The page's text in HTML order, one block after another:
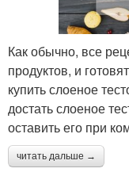
Как обычно, все
продуктов, и
купить слоеное
достать слоеное
оставить его при
читать дальше →